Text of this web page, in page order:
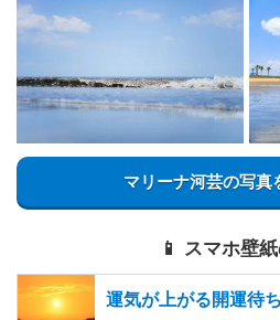
マリーナ河芸の写真
📱 スマホ壁
運気が上がる開運待